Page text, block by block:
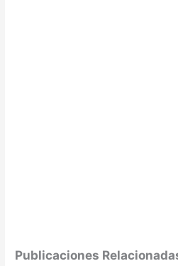
Publicaciones